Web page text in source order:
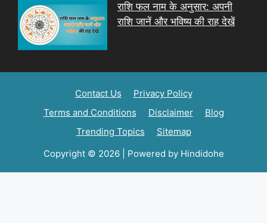
राशि फल नाम के अनुसार: अपनी
राशि जानें और भविष्य की राह देखें
Contact Us
Privacy Policy
Terms and Conditions
Disclaimer
Blog
Trending Topics
Sitemap
Copyright © 2026 | Powered by Hindidohe